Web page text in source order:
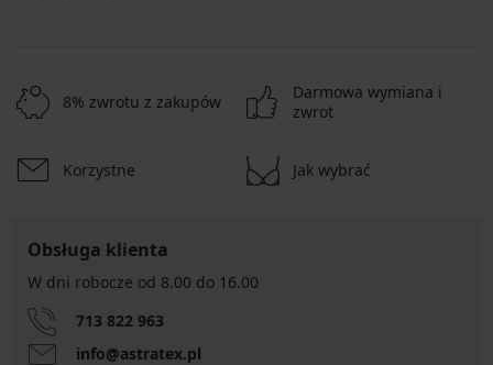
8% zwrotu z zakupów
Darmowa wymiana i
zwrot
Korzystne Jak wybrać
Obsługa klienta
W dni robocze od 8.00 do 16.00
713 822 963
info@astratex.pl